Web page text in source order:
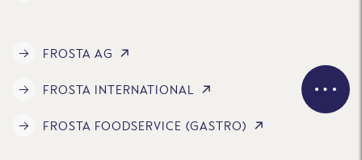
FROSTA AG
FROSTA INTERNATIONAL
FROSTA FOODSERVICE (GASTRO)